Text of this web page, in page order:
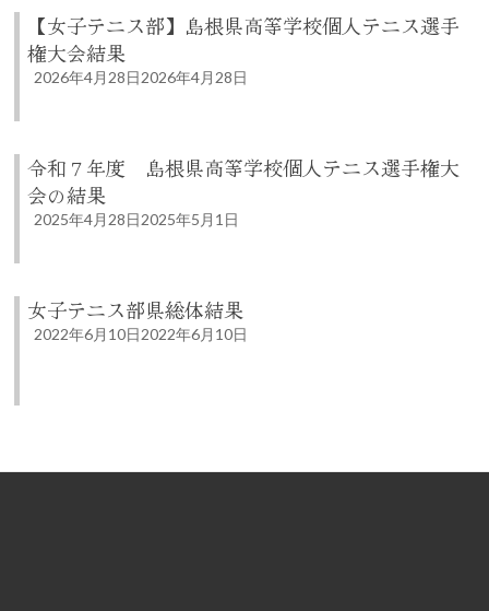
【女子テニス部】島根県高等学校個人テニス選手
権大会結果
2026年4月28日2026年4月28日
令和７年度 島根県高等学校個人テニス選手権大
会の結果
2025年4月28日2025年5月1日
女子テニス部県総体結果
2022年6月10日2022年6月10日